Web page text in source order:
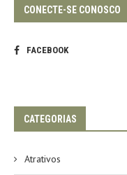
CONECTE-SE CONOSCO
FACEBOOK
CATEGORIAS
Atrativos